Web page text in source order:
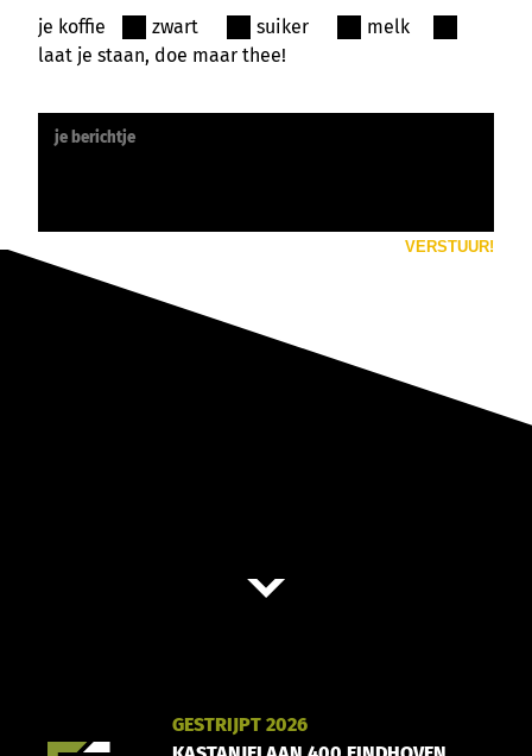
je koffie zwart suiker
melk
laat je staan, doe maar thee!
GESTRIJPT 2026